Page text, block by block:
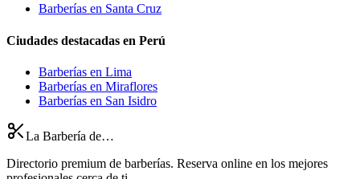
Barberías en Santa Cruz
Ciudades destacadas en Perú
Barberías en Lima
Barberías en Miraflores
Barberías en San Isidro
La Barbería de…
Directorio premium de barberías. Reserva online en los mejores